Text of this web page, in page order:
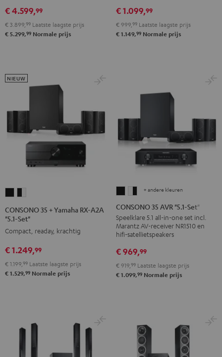
Denon
X3800H
"5.1-
Denon
X3800H
"5.1-
€ 4.599,99
€ 3.899, 99 Laatste laagste prijs
€ 5.299,99 Normale prijs
4.1
Night
4.1
set
Pure
€ 1.099,99
€ 999, 99 Laatste laagste prijs
€ 1.149,99 Normale prijs
+
Yamaha
A2A
"5.1-
Set"
+
Yamaha
A2A
"5.1-
Set"
CONSONO 35 + Yamaha RX-A2A
"5.1-Set"
Compact, readay, krachtig
NIEUW
€ 1.249,99
€ 1.199, 99 Laatste laagste prijs
€ 1.529,99 Normale prijs
CONSONO
35
AVR
"5.1-
Set"
Zwart
CONSONO
35
AVR
"5.1-
Set"
Wit/zwart
+ andere kleuren
CONSONO 35 AVR "5.1-Set"
Speelklare 5.1 all-in-one set incl.
Marantz AV-receiver NR1510 en
hifi-satellietspeakers
€ 969,99
€ 919, 99 Laatste laagste prijs
€ 1.099,99 Normale prijs